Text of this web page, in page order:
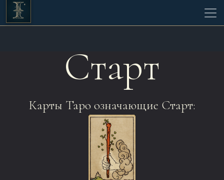
Старт
Карты Таро означающие Старт: